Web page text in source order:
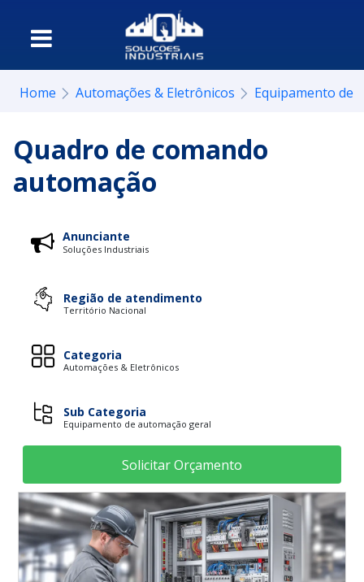
Home Automações & Eletrônicos Equipamento de
Quadro de comando
automação
Anunciante
Soluções Industriais
Região de atendimento
Território Nacional
Categoria
Automações & Eletrônicos
Sub Categoria
Equipamento de automação geral
Solicitar Orçamento